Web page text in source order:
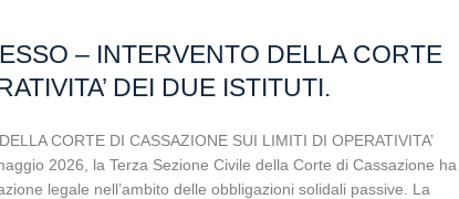
– INTERVENTO DELLA CORTE
DEI DUE ISTITUTI.
CORTE DI CASSAZIONE SUI LIMITI DI OPERATIVITA’
2026, la Terza Sezione Civile della Corte di Cassazione ha
legale nell’ambito delle obbligazioni solidali passive. La